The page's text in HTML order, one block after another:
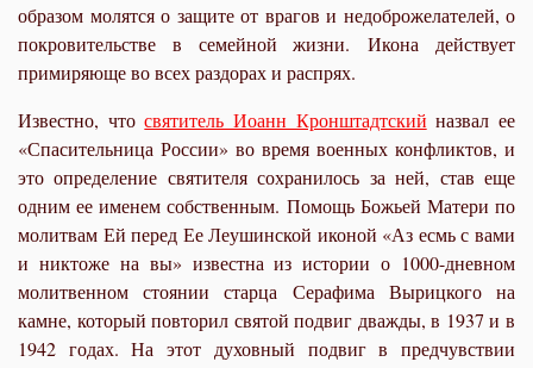
образом молятся о защите от врагов и недоброжелателей, о
покровительстве в семейной жизни. Икона действует
примиряюще во всех раздорах и распрях.
Известно, чтосвятитель Иоанн Кронштадтский назвал ее
«Спасительница России» во время военных конфликтов, и
это определение святителя сохранилось за ней, став еще
одним ее именем собственным. Помощь Божьей Матери по
молитвам Ей перед Ее Леушинской иконой «Аз есмь с вами
и никтоже на вы» известна из истории о 1000-дневном
молитвенном стоянии старца Серафима Вырицкого на
камне, который повторил святой подвиг дважды, в 1937 и в
1942 годах. На этот духовный подвиг в предчувствии